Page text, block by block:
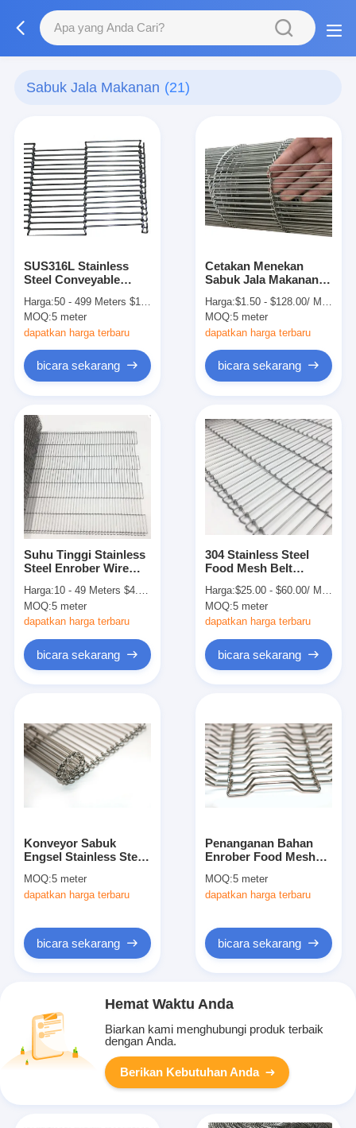
Sabuk Jala Makanan (21)
SUS316L Stainless
Steel Conveyable
Fabrikasi Kawat Mesh
Harga:50 - 499 Meters $19.00， >=500 Meters $18.00
MOQ:5 meter
dapatkan harga terbaru
bicara sekarang
Cetakan Menekan
Sabuk Jala Makanan
Konveyor 15mm-
6000mm
Harga:$1.50 - $128.00/ Meter|15 Meter/Meters(Min. Order)
MOQ:5 meter
dapatkan harga terbaru
bicara sekarang
Suhu Tinggi Stainless
Steel Enrober Wire
Konveyor Telur
Harga:10 - 49 Meters $4.00， 50 - 99 Meters $3.00， >=100 Meters $1.80
MOQ:5 meter
dapatkan harga terbaru
bicara sekarang
304 Stainless Steel
Food Mesh Belt
Rantai Tangga
Harga:$25.00 - $60.00/ Meter|1 Meter/Meters(Min. Order)
MOQ:5 meter
dapatkan harga terbaru
bicara sekarang
Konveyor Sabuk
Engsel Stainless Steel
Ganda Untuk Mesh
Pengering
MOQ:5 meter
dapatkan harga terbaru
bicara sekarang
Penanganan Bahan
Enrober Food Mesh
Pizza Chocolate
Conveyor
MOQ:5 meter
dapatkan harga terbaru
bicara sekarang
Hemat Waktu Anda
Biarkan kami menghubungi produk terbaik
dengan Anda.
Berikan Kebutuhan Anda